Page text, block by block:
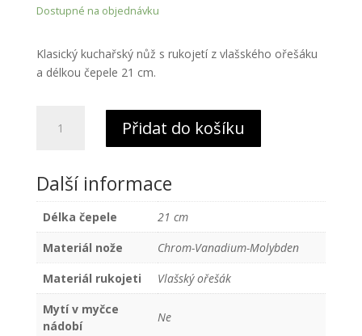
Dostupné na objednávku
Klasický kuchařský nůž s rukojetí z vlašského ořešáku
a délkou čepele 21 cm.
ořech
Güde
Solingen
21
cm
množství
Přidat do košíku
Další informace
Délka čepele
21 cm
Materiál nože
Chrom-Vanadium-Molybden
Materiál rukojeti
Vlašský ořešák
Mytí v myčce
nádobí
Ne